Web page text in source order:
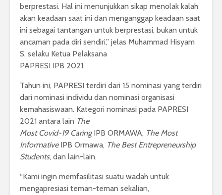
berprestasi. Hal ini menunjukkan sikap menolak kalah
akan keadaan saat ini dan menganggap keadaan saat
ini sebagai tantangan untuk berprestasi, bukan untuk
ancaman pada diri sendiri,” jelas Muhammad Hisyam
S. selaku Ketua Pelaksana
PAPRESI IPB 2021.
Tahun ini, PAPRESI terdiri dari 15 nominasi yang terdiri
dari nominasi individu dan nominasi organisasi
kemahasiswaan. Kategori nominasi pada PAPRESI
2021 antara lain The
Most Covid-19 CaringIPB ORMAWA, The Most
InformativeIPB Ormawa, The Best Entrepreneurship
Students, dan lain-lain.
“Kami ingin memfasilitasi suatu wadah untuk
mengapresiasi teman-teman sekalian,